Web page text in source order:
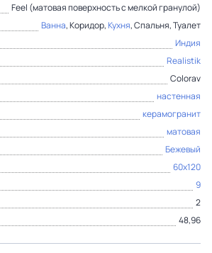
Feel (матовая поверхность с мелкой гранулой)
Ванна, Коридор,Кухня, Спальня, Туалет
Индия
Realistik
Colorav
настенная
керамогранит
матовая
Бежевый
60x120
9
2
48,96